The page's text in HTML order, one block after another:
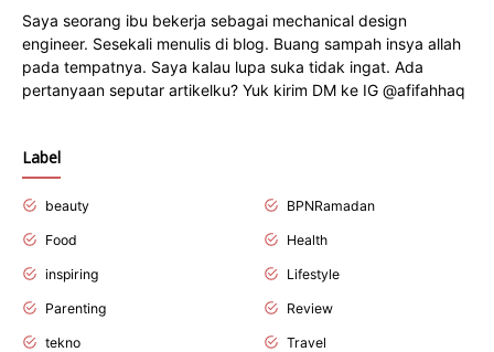
Saya seorang ibu bekerja sebagai mechanical design
engineer. Sesekali menulis di blog. Buang sampah insya allah
pada tempatnya. Saya kalau lupa suka tidak ingat. Ada
pertanyaan seputar artikelku? Yuk kirim DM ke IG @afifahhaq
Label
beauty BPNRamadan
Food Health
inspiring Lifestyle
Parenting Review
tekno Travel